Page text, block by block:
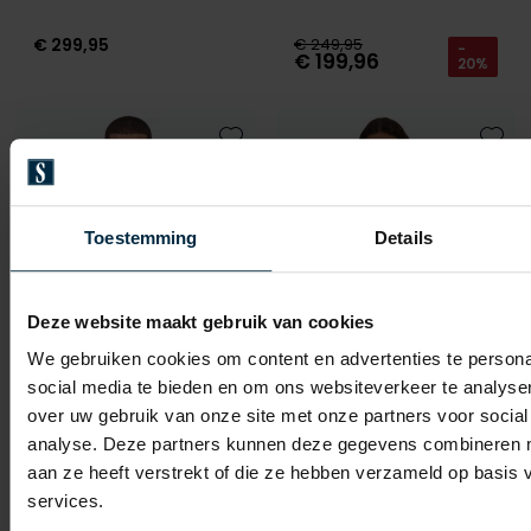
Toestemming Details
Deze website maakt gebruik van cookies
We gebruiken cookies om content en advertenties te
social media te bieden en om ons websiteverkeer te
over uw gebruik van onze site met onze partners voor
analyse. Deze partners kunnen deze gegevens combineren
aan ze heeft verstrekt of die ze hebben verzameld op basis
services.
€ 299,95 € 249,95
€ 199,96 -
20%
Airforce
Vic puffer winterjas zwart
Airforce
Zwarte winterjas Mitchell kort